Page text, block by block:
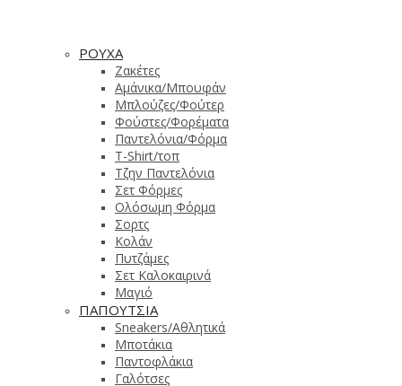
ΡΟΥΧΑ
Ζακέτες
Αμάνικα/Μπουφάν
Μπλούζες/Φούτερ
Φούστες/Φορέματα
Παντελόνια/Φόρμα
T-Shirt/τοπ
Τζην Παντελόνια
Σετ Φόρμες
Ολόσωμη Φόρμα
Σορτς
Κολάν
Πυτζάμες
Σετ Καλοκαιρινά
Μαγιό
ΠΑΠΟΥΤΣΙΑ
Sneakers/Αθλητικά
Μποτάκια
Παντοφλάκια
Γαλότσες